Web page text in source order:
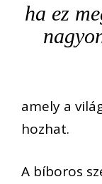
ha ez
amely a
hozhat.
A bíboros